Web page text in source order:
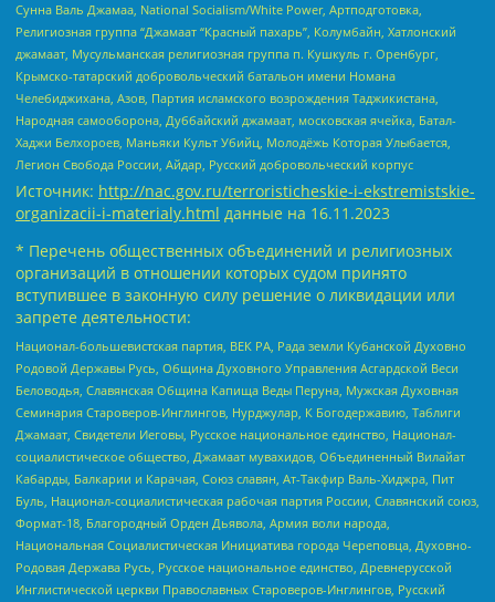
Сунна Валь Джамаа, National Socialism/White Power, Артподготовка,
Религиозная группа “Джамаат “Красный пахарь”, Колумбайн, Хатлонский
джамаат, Мусульманская религиозная группа п. Кушкуль г. Оренбург,
Крымско-татарский добровольческий батальон имени Номана
Челебиджихана, Азов, Партия исламского возрождения Таджикистана,
Народная самооборона, Дуббайский джамаат, московская ячейка, Батал-
Хаджи Белхороев, Маньяки Культ Убийц, Молодёжь Которая Улыбается,
Легион Свобода России, Айдар, Русский добровольческий корпус
Источник: http://nac.gov.ru/terroristicheskie-i-ekstremistskie-
organizacii-i-materialy.html данные на 16.11.2023
* Перечень общественных объединений и религиозных
организаций в отношении которых судом принято
вступившее в законную силу решение о ликвидации или
запрете деятельности:
Национал-большевистская партия, ВЕК РА, Рада земли Кубанской Духовно
Родовой Державы Русь, Община Духовного Управления Асгардской Веси
Беловодья, Славянская Община Капища Веды Перуна, Мужская Духовная
Семинария Староверов-Инглингов, Нурджулар, К Богодержавию, Таблиги
Джамаат, Свидетели Иеговы, Русское национальное единство, Национал-
социалистическое общество, Джамаат мувахидов, Объединенный Вилайат
Кабарды, Балкарии и Карачая, Союз славян, Ат-Такфир Валь-Хиджра, Пит
Буль, Национал-социалистическая рабочая партия России, Славянский союз,
Формат-18, Благородный Орден Дьявола, Армия воли народа,
Национальная Социалистическая Инициатива города Череповца, Духовно-
Родовая Держава Русь, Русское национальное единство, Древнерусской
Инглистической церкви Православных Староверов-Инглингов, Русский